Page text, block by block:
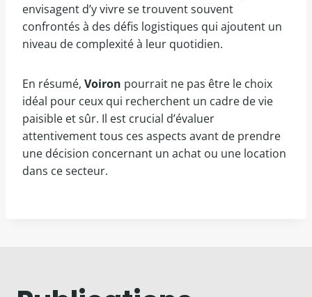
envisagent d’y vivre se trouvent souvent
confrontés à des défis logistiques qui ajoutent un
niveau de complexité à leur quotidien.
En résumé, Voiron pourrait ne pas être le choix
idéal pour ceux qui recherchent un cadre de vie
paisible et sûr. Il est crucial d’évaluer
attentivement tous ces aspects avant de prendre
une décision concernant un achat ou une location
dans ce secteur.